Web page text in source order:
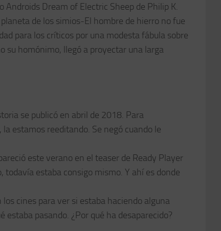
Dream of Electric Sheep de Philip K.
de los simios-El hombre de hierro no fue
para los críticos por una modesta fábula sobre
su homónimo, llegó a proyectar una larga
se publicó en abril de 2018. Para
estamos reeditando. Se negó cuando le
este verano en el teaser de Ready Player
todavía estaba consigo mismo. Y ahí es donde
cines para ver si estaba haciendo alguna
pasando. ¿Por qué ha desaparecido?